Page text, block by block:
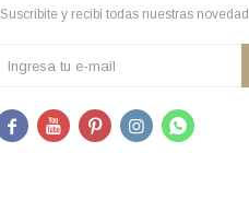
y recibí todas nuestras
    